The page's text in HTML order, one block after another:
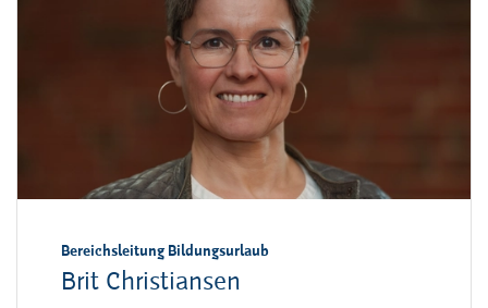
Bereichsleitung Bildungsurlaub
Brit Christiansen